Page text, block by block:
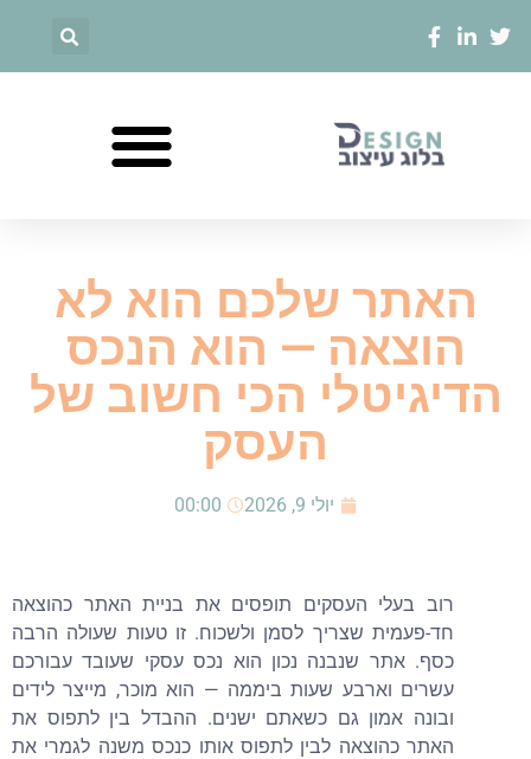
האתר שלכם הוא לא
הוצאה — הוא הנכס
הדיגיטלי הכי חשוב של
העסק
יולי 9, 2026 00:00
רוב בעלי העסקים תופסים את בניית האתר כהוצאה
חד-פעמית שצריך לסמן ולשכוח. זו טעות שעולה הרבה
כסף. אתר שנבנה נכון הוא נכס עסקי שעובד עבורכם
עשרים וארבע שעות ביממה — הוא מוכר, מייצר לידים
ובונה אמון גם כשאתם ישנים. ההבדל בין לתפוס את
האתר כהוצאה לבין לתפוס אותו כנכס משנה לגמרי את